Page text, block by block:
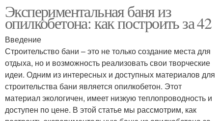
Экспериментальная баня из
опилкобетона: как построить за 42
Введение
Строительство бани – это не только создание места для
отдыха, но и возможность реализовать свои творческие
идеи. Одним из интересных и доступных материалов для
строительства бани является опилкобетон. Этот
материал экологичен, имеет низкую теплопроводность и
доступен по цене. В этой статье мы рассмотрим, как